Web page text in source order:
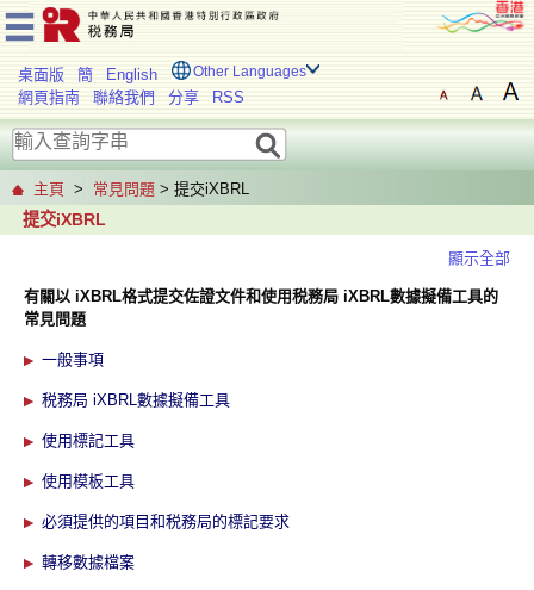
桌面版 簡 English Other Languages
網頁指南 聯絡我們 分享 RSS
主頁 > 常見問題 > 提交iXBRL
提交iXBRL
顯示全部
有關以 iXBRL格式提交佐證文件和使用税務局 iXBRL數據擬備工具的
常見問題
一般事項
税務局 iXBRL數據擬備工具
使用標記工具
使用模板工具
必須提供的項目和税務局的標記要求
轉移數據檔案